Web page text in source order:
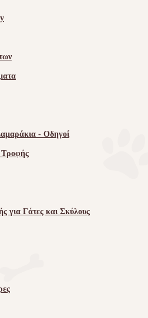
- Οδηγοί
Τροφής
για Γάτες και Σκύλους